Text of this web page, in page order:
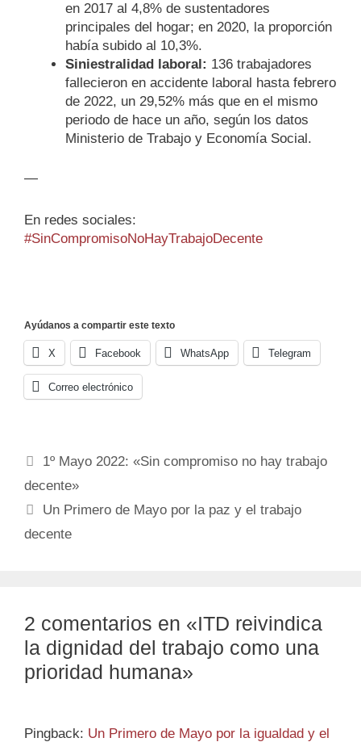
en 2017 al 4,8% de sustentadores
principales del hogar; en 2020, la proporción
había subido al 10,3%.
Siniestralidad laboral: 136 trabajadores
fallecieron en accidente laboral hasta febrero
de 2022, un 29,52% más que en el mismo
periodo de hace un año, según los datos
Ministerio de Trabajo y Economía Social.
—
En redes sociales:
#SinCompromisoNoHayTrabajoDecente
Ayúdanos a compartir este texto
X Facebook WhatsApp Telegram
Correo electrónico
1º Mayo 2022: «Sin compromiso no hay trabajo
decente»
Un Primero de Mayo por la paz y el trabajo
decente
2 comentarios en «ITD reivindica
la dignidad del trabajo como una
prioridad humana»
Pingback: Un Primero de Mayo por la igualdad y el